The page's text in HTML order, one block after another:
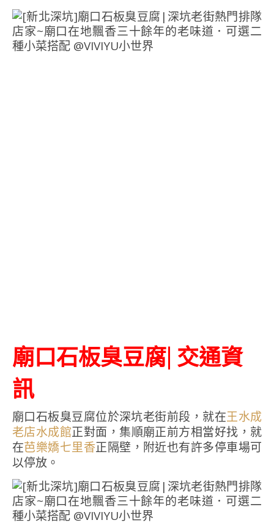
廟口石板臭豆腐| 交通資
訊
廟口石板臭豆腐位於深坑老街前段，就在王水成
老店水成館正對面，集順廟正前方相當好找，就
在芭樂嬌七里香正隔壁，附近也有許多停車場可
以停放。